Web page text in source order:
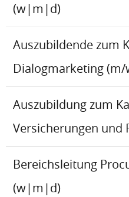
(w|m|d)
Auszubildende zum
Dialogmarketing (m/
Auszubildung zum
Versicherungen und
Bereichsleitung
(w|m|d)